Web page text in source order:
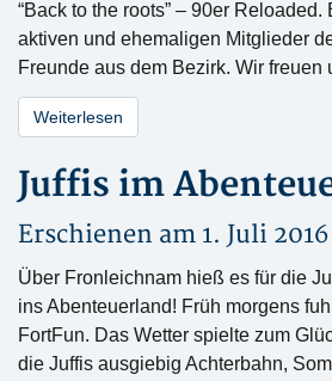
“Back to the roots” – 90er
aktiven und ehemaligen Mitglieder
Freunde aus dem Bezirk. Wir freuen
Weiterlesen
Juffis im
Erschienen am 1. Juli
Über Fronleichnam hieß es für die
ins Abenteuerland! Früh morgens
FortFun. Das Wetter spielte zum
die Juffis ausgiebig Achterbahn,